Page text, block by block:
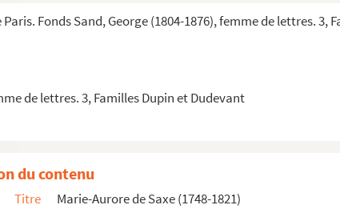
Fonds Sand, George (1804-1876), femme de lettres. 3,
de lettres. 3, Familles Dupin et Dudevant
Aurore de Saxe
Aurore de Saxe, veuve Dupin, pendant la période révolutionnaire
prisonnière aux Anglaises
du contenu
Titre
Marie-Aurore de Saxe (1748-1821)